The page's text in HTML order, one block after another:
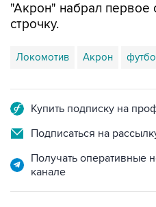
"Акрон" набрал первое
строчку.
Локомотив Акрон
Купить подписку на
Подписаться на
Получать оперативные
канале